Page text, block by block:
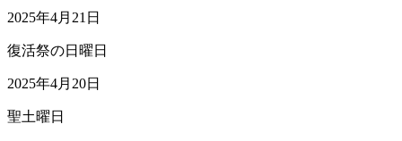
2025年4月21日
復活祭の日曜日
2025年4月20日
聖土曜日